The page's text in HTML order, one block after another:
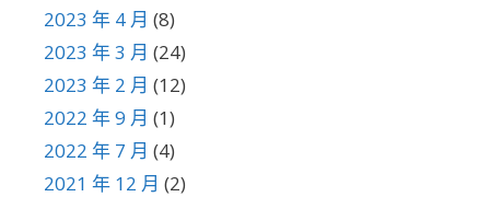
2023 年 4 月 (8)
2023 年 3 月 (24)
2023 年 2 月 (12)
2022 年 9 月 (1)
2022 年 7 月 (4)
2021 年 12 月 (2)